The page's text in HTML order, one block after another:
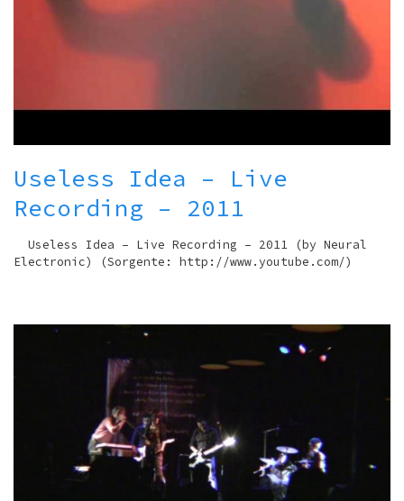
Useless Idea – Live
Recording – 2011
Useless Idea – Live Recording – 2011 (by Neural
Electronic) (Sorgente: http://www.youtube.com/)